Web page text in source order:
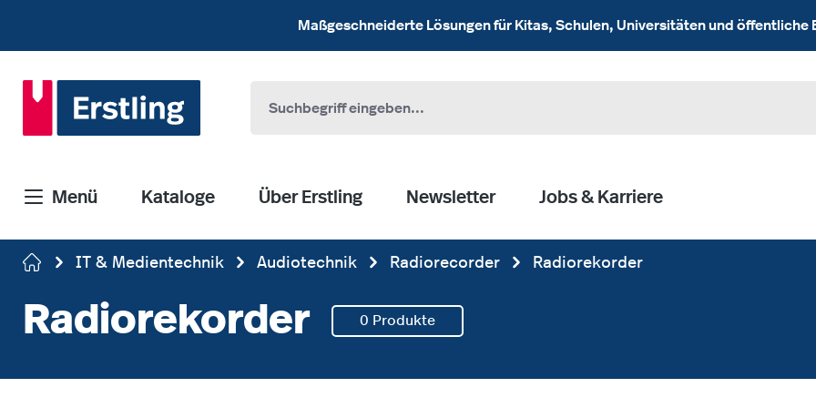
Maßgeschneiderte Lösungen für Kitas, Schulen, Universitäten und öffentliche
Menü Kataloge Über Erstling Newsletter Jobs & Karriere
IT & Medientechnik Audiotechnik Radiorecorder Radiorekorder
Radiorekorder 0 Produkte